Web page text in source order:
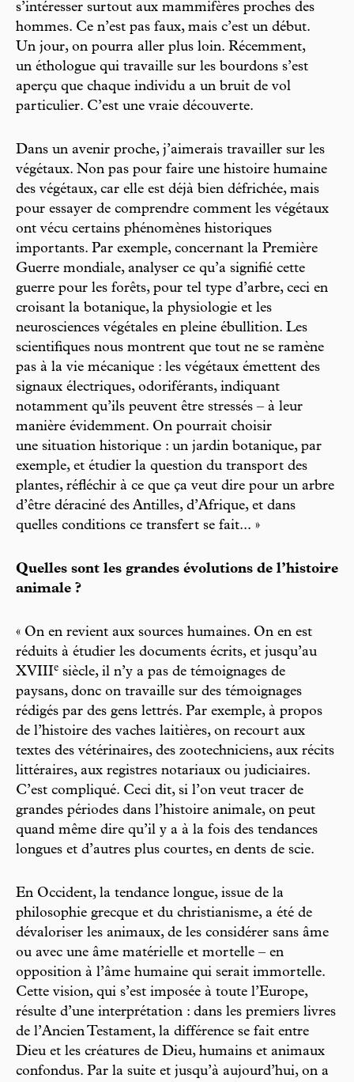
s’intéresser surtout aux mammifères proches des
hommes. Ce n’est pas faux, mais c’est un début.
Un jour, on pourra aller plus loin. Récemment,
un éthologue qui travaille sur les bourdons s’est
aperçu que chaque individu a un bruit de vol
particulier. C’est une vraie découverte.
Dans un avenir proche, j’aimerais travailler sur les
végétaux. Non pas pour faire une histoire humaine
des végétaux, car elle est déjà bien défrichée, mais
pour essayer de comprendre comment les végétaux
ont vécu certains phénomènes historiques
importants. Par exemple, concernant la Première
Guerre mondiale, analyser ce qu’a signifié cette
guerre pour les forêts, pour tel type d’arbre, ceci en
croisant la botanique, la physiologie et les
neurosciences végétales en pleine ébullition. Les
scientifiques nous montrent que tout ne se ramène
pas à la vie mécanique : les végétaux émettent des
signaux électriques, odoriférants, indiquant
notamment qu’ils peuvent être stressés – à leur
manière évidemment. On pourrait choisir
une situation historique : un jardin botanique, par
exemple, et étudier la question du transport des
plantes, réfléchir à ce que ça veut dire pour un arbre
d’être déraciné des Antilles, d’Afrique, et dans
quelles conditions ce transfert se fait... »
Quelles sont les grandes évolutions de l’histoire
animale ?
« On en revient aux sources humaines. On en est
réduits à étudier les documents écrits, et jusqu’au
XVIIIe siècle, il n’y a pas de témoignages de
paysans, donc on travaille sur des témoignages
rédigés par des gens lettrés. Par exemple, à propos
de l’histoire des vaches laitières, on recourt aux
textes des vétérinaires, des zootechniciens, aux récits
littéraires, aux registres notariaux ou judiciaires.
C’est compliqué. Ceci dit, si l’on veut tracer de
grandes périodes dans l’histoire animale, on peut
quand même dire qu’il y a à la fois des tendances
longues et d’autres plus courtes, en dents de scie.
En Occident, la tendance longue, issue de la
philosophie grecque et du christianisme, a été de
dévaloriser les animaux, de les considérer sans âme
ou avec une âme matérielle et mortelle – en
opposition à l’âme humaine qui serait immortelle.
Cette vision, qui s’est imposée à toute l’Europe,
résulte d’une interprétation : dans les premiers livres
de l’Ancien Testament, la différence se fait entre
Dieu et les créatures de Dieu, humains et animaux
confondus. Par la suite et jusqu’à aujourd’hui, on a